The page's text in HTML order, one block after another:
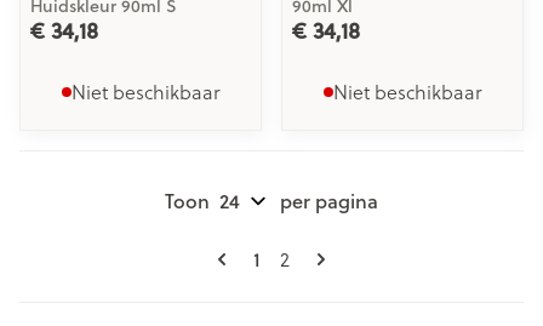
Huidskleur 90ml S
€ 34,18
Niet beschikbaar
90ml Xl
€ 34,18
Niet beschikbaar
Pagina's
U lees momenteel pagina
1 Pagina
2
Toon per pagina